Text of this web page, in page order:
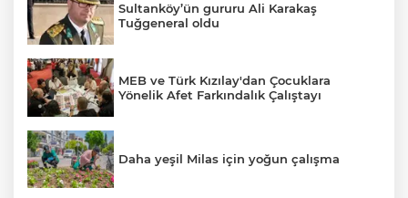
Sultanköy’ün gururu Ali Karakaş
Tuğgeneral oldu
MEB ve Türk Kızılay'dan Çocuklara
Yönelik Afet Farkındalık Çalıştayı
Daha yeşil Milas için yoğun çalışma